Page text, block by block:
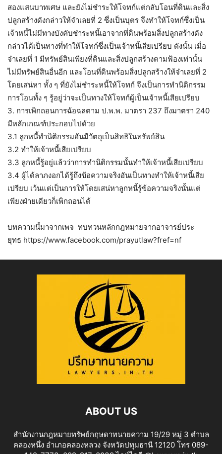
สองแสนบาทเศษ และยังไม่ชำระให้โจทก์แต่กลับโอนที่ดินและสิ่ง
ปลูกสร้างดังกล่าวให้จำเลยที่ 2 ซึ่งเป็นบุตร จึงทำให้โจทก์ซึ่งเป็น
เจ้าหนี้ไม่มีทางบังคับชำระหนี้เอาจากที่ดินพร้อมสิ่งปลูกสร้างดัง
กล่าวได้เป็นทางที่ทำให้โจทก์ซึ่งเป็นเจ้าหนี้เสียเปรียบ ดังนั้น เมื่อ
จำเลยที่ 1 มีทรัพย์สินเพียงที่ดินและสิ่งปลูกสร้างตามฟ้องเท่านั้น
ไม่มีทรัพย์สินอื่นอีก และโอนที่ดินพร้อมสิ่งปลูกสร้างให้จำเลยที่ 2
โดยเสน่หา ทั้ง ๆ ที่ยังไม่ชำระหนี้ให้โจทก์ จึงเป็นการทำนิติกรรม
การโอนทั้ง ๆ รู้อยู่ว่าจะเป็นทางให้โจทก์ผู้เป็นเจ้าหนี้เสียเปรียบ
3. การเพิกถอนการฉ้อฉลตาม ป.พ.พ. มาตรา 237 ถึงมาตรา 240
มีหลักเกณฑ์ประกอบไปด้วย
3.1 ลูกหนี้ทำนิติกรรมอันมีวัตถุเป็นสิทธิในทรัพย์สิน
3.2 ทำให้เจ้าหนี้เสียเปรียบ
3.3 ลูกหนี้รู้อยู่แล้วว่าการทำนิติกรรมนั้นทำให้เจ้าหนี้เสียเปรียบ
3.4 ผู้ได้ลาภงอกได้รู้ถึงข้อความจริงอันเป็นทางทำให้เจ้าหนี้เสีย
เปรียบ เว้นแต่เป็นการให้โดยเสน่หาลูกหนี้รู้ข้อความจริงนั้นแต่
เพียงฝ่ายเดียวก็เพิกถอนได้
บทความนี้มาจากเพจ ทบทวนหลักกฎหมายจากอาจารย์ประ
ยุทธ https://www.facebook.com/prayutlaw?fref=nf
ABOUT US
สำนักงานกฎหมายทรัพย์กฤษดาทนายความ 19/29 หมู่ 3 ตำบล
คลองหนึ่ง อำเภอคลองหลวง จังหวัดปทุมธานี 12120 โทร 089-